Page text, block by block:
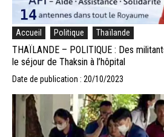
Accueil Politique Thaïlande
THAÏLANDE – POLITIQUE : Des
le séjour de Thaksin à l’hôpital
Date de publication : 20/10/2023